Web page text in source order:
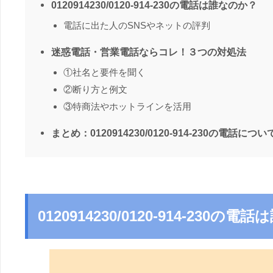
0120914230/0120-914-230の電話は誰なのか？
電話に出た人のSNSやネットの評判
迷惑電話・営業電話ならコレ！３つの対処法
①社名と要件を聞く
②断り方と例文
③特商法やホットラインを活用
まとめ：0120914230/0120-914-230の電話につい
0120914230/0120-914-230の電話